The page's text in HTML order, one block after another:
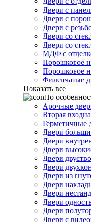
Двери с
Двери с
Двери с
Двери со
Двери со
МДФ с
Порошковое
Порошковое
Филенчатые
Показать все
По
Арочные
Вторая
Герметичные
Двери
Двери
Двери
Двери
Двери
Двери из
Двери
Двери
Двери
Двери
Двери с